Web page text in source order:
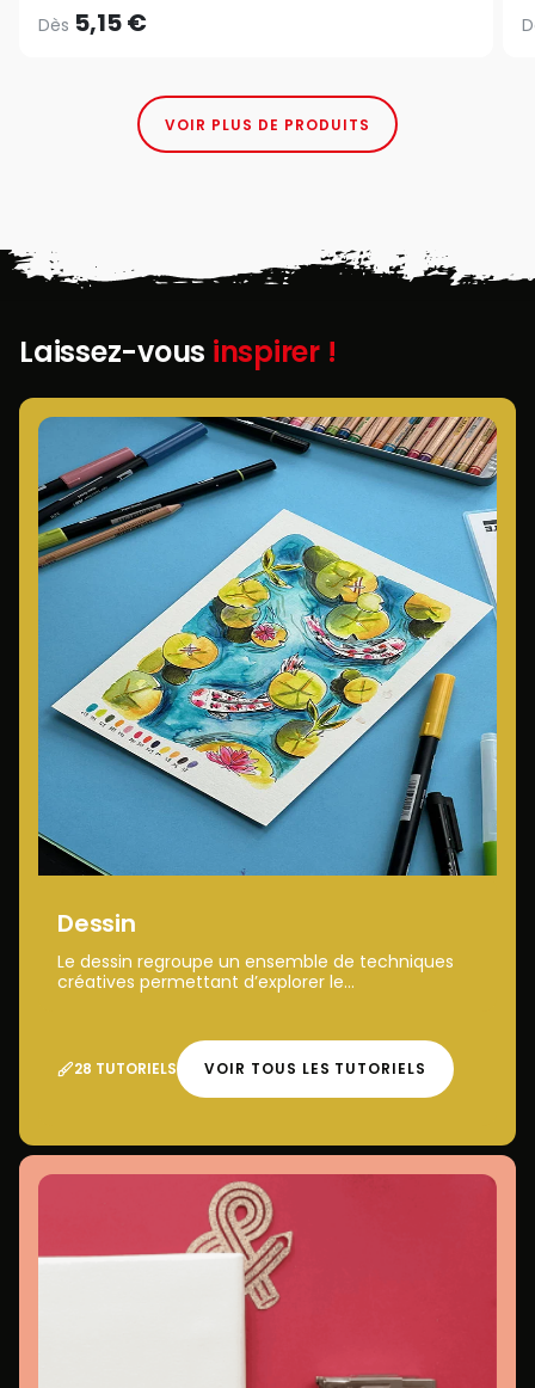
Dès 5,15 €
VOIR PLUS DE PRODUITS
Laissez-vous inspirer !
Dessin
Le dessin regroupe un ensemble de techniques
créatives permettant d’explorer le...
28 TUTORIELS VOIR TOUS LES TUTORIELS